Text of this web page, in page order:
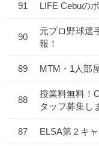
91 LIFE Cebuの
90
元プロ野球選
報！
89 MTM・1人部
88
授業料無料！
タッフ募集し
87 ELSA第２キ